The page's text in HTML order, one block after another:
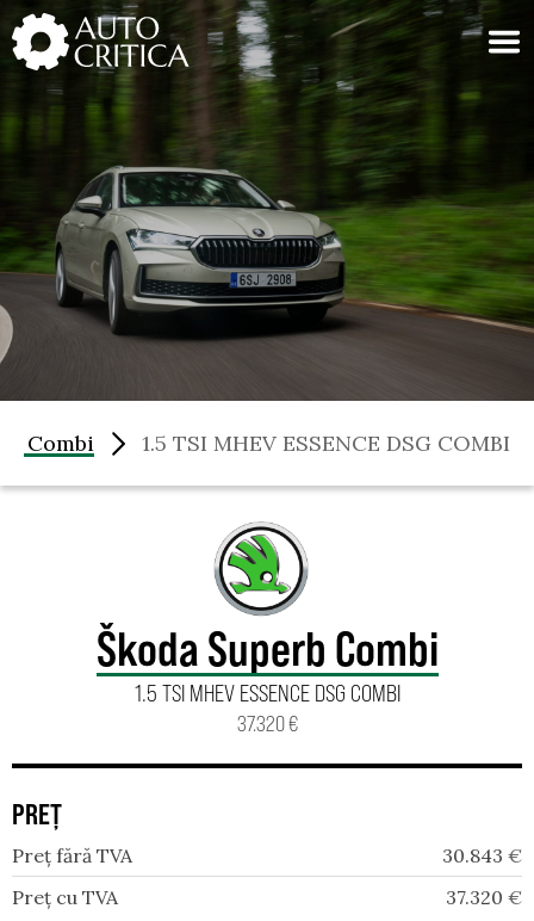
Skip
to
content
Combi 1.5 TSI MHEV ESSENCE DSG COMBI
Škoda Superb Combi
1.5 TSI MHEV ESSENCE DSG COMBI
37.320 €
PREȚ
Preț fără TVA 30.843 €
Preț cu TVA
37.320 €